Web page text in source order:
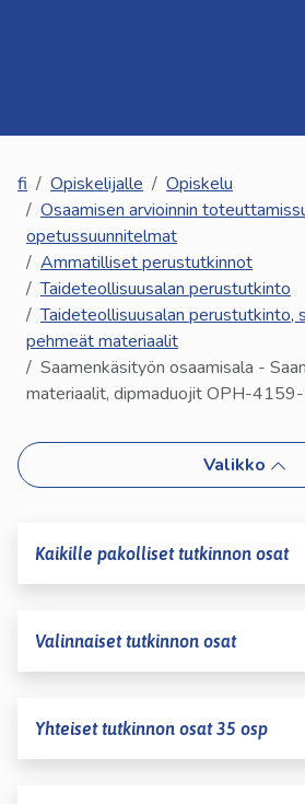
fi Opiskelijalle
Opiskelu
Osaamisen arvioinnin
opetussuunnitelmat
Ammatilliset perustutkinnot
Taideteollisuusalan perustutkinto
Taideteollisuusalan perustutkinto,
pehmeät materiaalit
Saamenkäsityön osaamisala -
materiaalit, dipmaduojit OPH-
Valikko
Kaikille pakolliset tutkinnon osat
Valinnaiset tutkinnon osat
Yhteiset tutkinnon osat 35 osp